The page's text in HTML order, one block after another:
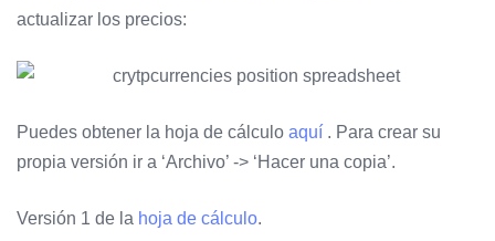
actualizar los precios:
Puedes obtener la hoja de cálculo aquí . Para crear su
propia versión ir a ‘Archivo’ -> ‘Hacer una copia’.
Versión 1 de la hoja de cálculo.